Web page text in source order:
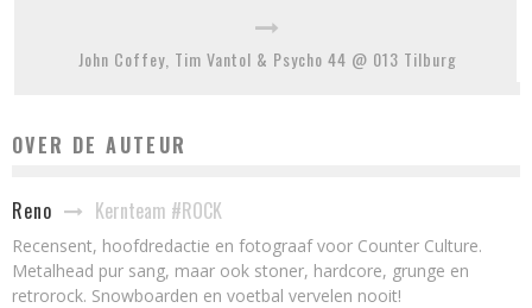
John Coffey, Tim Vantol & Psycho 44 @ 013 Tilburg
OVER DE AUTEUR
Reno Kernteam #ROCK
Recensent, hoofdredactie en fotograaf voor Counter Culture.
Metalhead pur sang, maar ook stoner, hardcore, grunge en
retrorock. Snowboarden en voetbal vervelen nooit!